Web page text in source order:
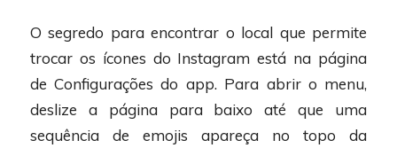
O segredo para encontrar o local que permite
trocar os ícones do Instagram está na página
de Configurações do app. Para abrir o menu,
deslize a página para baixo até que uma
sequência de emojis apareça no topo da